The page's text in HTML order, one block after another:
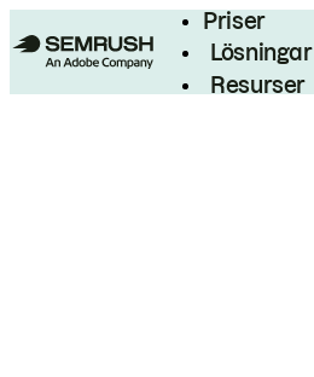
Priser
Lösningar
Resurser